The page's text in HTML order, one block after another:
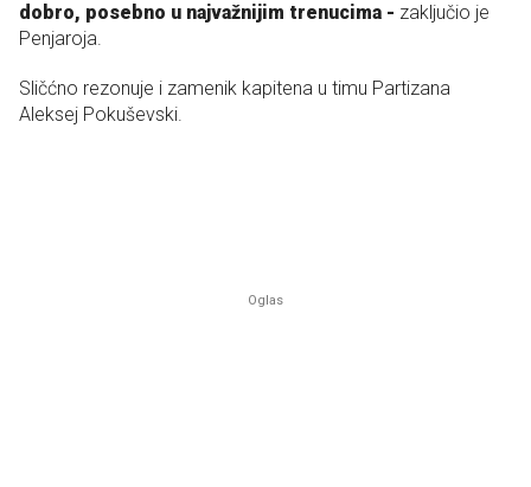
dobro, posebno u najvažnijim trenucima - zaključio je
Penjaroja.
Sličćno rezonuje i zamenik kapitena u timu Partizana
Aleksej Pokuševski.